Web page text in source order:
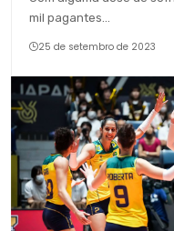
mil pagantes…
25 de setembro de 2023